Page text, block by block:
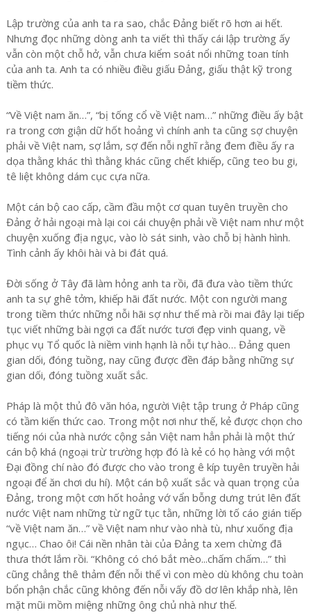
Lập trường của anh ta ra sao, chắc Đảng biết rõ hơn ai hết.
Nhưng đọc những dòng anh ta viết thì thấy cái lập trường ấy
vẫn còn một chỗ hở, vẫn chưa kiểm soát nổi những toan tính
của anh ta. Anh ta có nhiều điều giấu Đảng, giấu thật kỹ trong
tiềm thức.
“Về Việt nam ăn…”, “bị tống cổ về Việt nam…” những điều ấy bật
ra trong cơn giận dữ hốt hoảng vì chính anh ta cũng sợ chuyện
phải về Việt nam, sợ lắm, sợ đến nỗi nghĩ rằng đem điều ấy ra
dọa thằng khác thì thằng khác cũng chết khiếp, cũng teo bu gi,
tê liệt không dám cục cựa nữa.
Một cán bộ cao cấp, cầm đầu một cơ quan tuyên truyền cho
Đảng ở hải ngoại mà lại coi cái chuyện phải về Việt nam như một
chuyện xuống địa ngục, vào lò sát sinh, vào chỗ bị hành hình.
Tình cảnh ấy khôi hài và bi đát quá.
Đời sống ở Tây đã làm hỏng anh ta rồi, đã đưa vào tiềm thức
anh ta sự ghê tởm, khiếp hãi đất nước. Một con người mang
trong tiềm thức những nỗi hãi sợ như thế mà rồi mai đây lại tiếp
tục viết những bài ngợi ca đất nước tươi đẹp vinh quang, về
phục vụ Tổ quốc là niềm vinh hạnh là nỗi tự hào… Đảng quen
gian dối, đóng tuồng, nay cũng được đền đáp bằng những sự
gian dối, đóng tuồng xuất sắc.
Pháp là một thủ đô văn hóa, người Việt tập trung ở Pháp cũng
có tầm kiến thức cao. Trong một nơi như thế, kẻ được chọn cho
tiếng nói của nhà nước cộng sản Việt nam hẳn phải là một thứ
cán bộ khá (ngoại trừ trường hợp đó là kẻ có họ hàng với một
Đại đồng chí nào đó được cho vào trong ê kíp tuyên truyền hải
ngoại để ăn chơi du hí). Một cán bộ xuất sắc và quan trọng của
Đảng, trong một cơn hốt hoảng vớ vẩn bỗng dưng trút lên đất
nước Việt nam những từ ngữ tục tằn, những lời tố cáo gián tiếp
“về Việt nam ăn…” về Việt nam như vào nhà tù, như xuống địa
ngục… Chao ôi! Cái nền nhân tài của Đảng ta xem chừng đã
thưa thớt lắm rồi. “Không có chó bắt mèo...chấm chấm…” thì
cũng chẳng thê thảm đến nỗi thế vì con mèo dù không chu toàn
bổn phận chắc cũng không đến nỗi vấy đồ dơ lên khắp nhà, lên
mặt mũi mồm miệng những ông chủ nhà như thế.